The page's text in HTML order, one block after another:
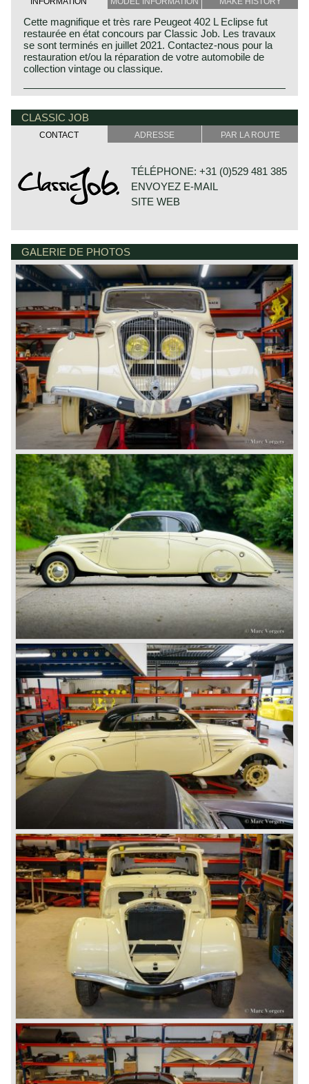
Cette magnifique et très rare Peugeot 402 L Eclipse fut
restaurée en état concours par Classic Job. Les travaux
se sont terminés en juillet 2021. Contactez-nous pour la
restauration et/ou la réparation de votre automobile de
collection vintage ou classique.
CLASSIC JOB
CONTACT ADRESSE PAR LA ROUTE
TÉLÉPHONE: +31 (0)529 481 385
ENVOYEZ E-MAIL
SITE WEB
DE VESTING 24
7722 GA DALFSEN
PAYS-BAS
GALERIE DE PHOTOS